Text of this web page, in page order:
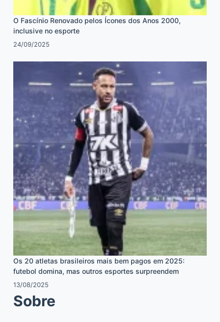
O Fascínio Renovado pelos Ícones dos Anos 2000,
inclusive no esporte
24/09/2025
Os 20 atletas brasileiros mais bem pagos em 2025:
futebol domina, mas outros esportes surpreendem
13/08/2025
Sobre